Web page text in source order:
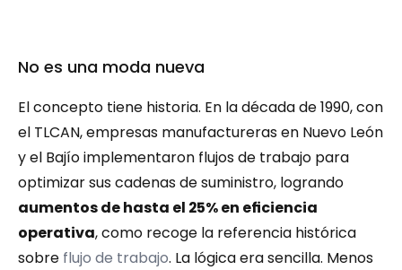
No es una moda nueva
El concepto tiene historia. En la década de 1990, con
el TLCAN, empresas manufactureras en Nuevo León
y el Bajío implementaron flujos de trabajo para
aumentos de hasta el 25% en eficiencia
operativa, como recoge la referencia histórica
sobre flujo de trabajo. La lógica era sencilla. Menos